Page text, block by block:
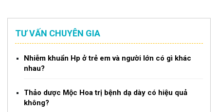
TƯ VẤN CHUYÊN GIA
Nhiễm khuẩn Hp ở trẻ em và người lớn có gì khác
nhau?
Thảo dược Mộc Hoa trị bệnh dạ dày có hiệu quả
không?